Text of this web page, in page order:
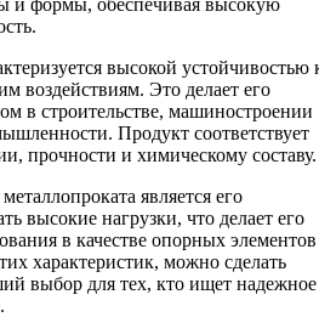
высокой устойчивостью
воздействиям. Это делает его
в строительстве, машиностроении
Продукт соответствует
прочности и химическому составу.
является его
высокие нагрузки, что делает его
в качестве опорных элементов
характеристик, можно сделать
выбор для тех, кто ищет надежное